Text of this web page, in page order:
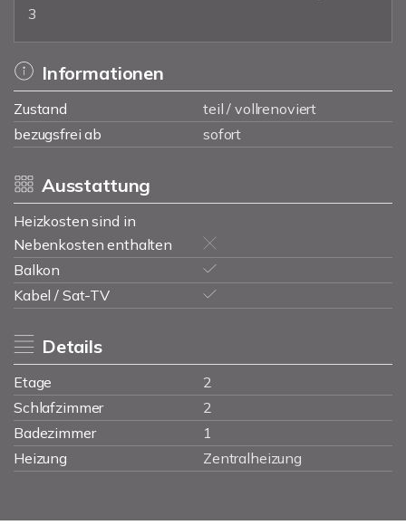
3
Informationen
Zustand
teil / vollrenoviert
bezugsfrei ab
sofort
Ausstattung
Heizkosten sind in
Nebenkosten enthalten
Balkon
Kabel / Sat-TV
Details
Etage
2
Schlafzimmer
2
Badezimmer
1
Heizung
Zentralheizung